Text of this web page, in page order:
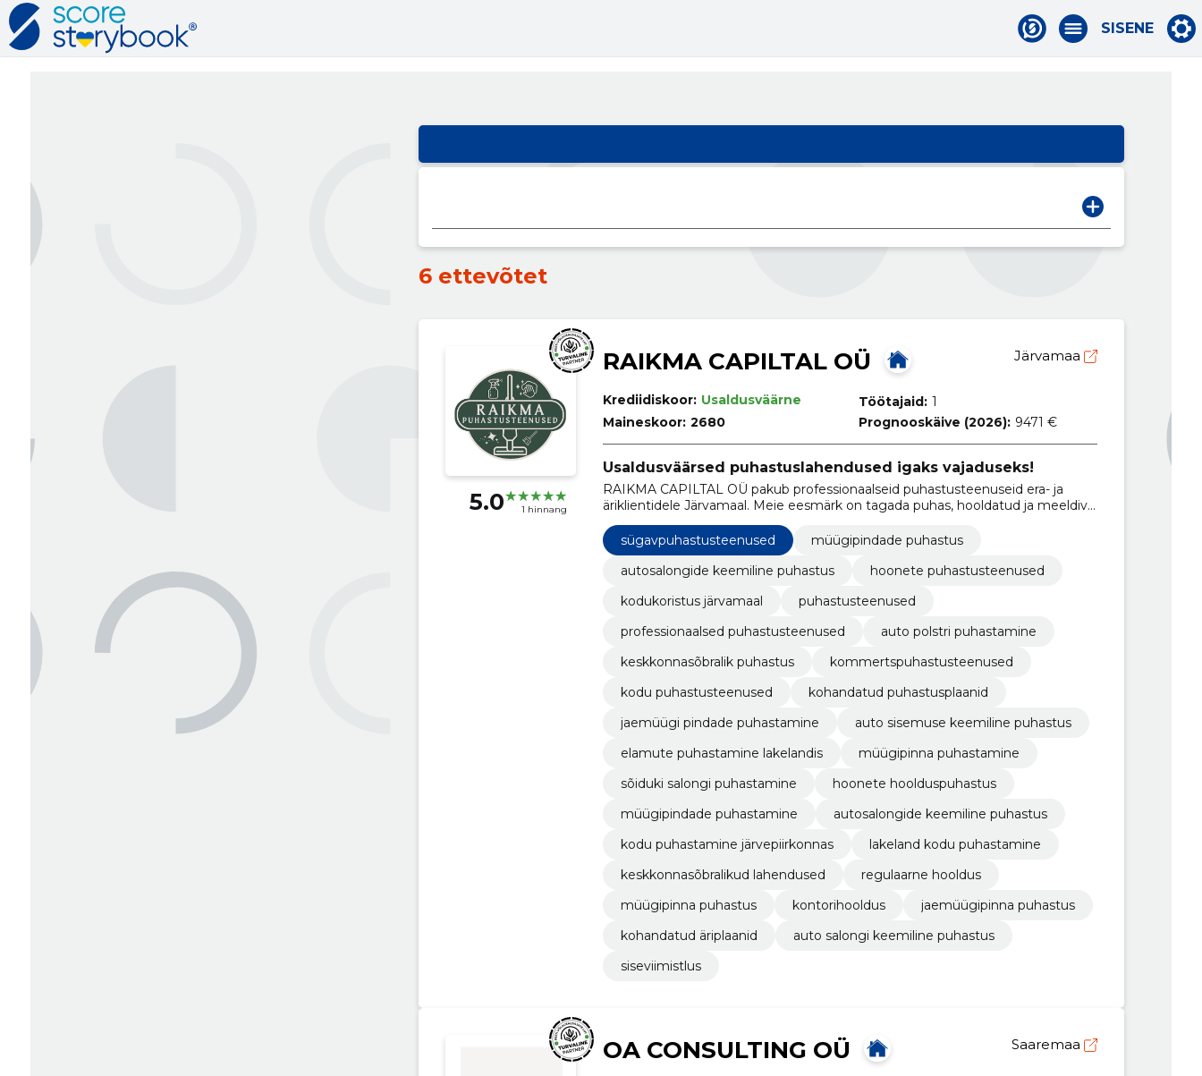
SISENE
6 ettevõtet
5.0 1 hinnang
RAIKMA CAPILTAL OÜ Järvamaa
Krediidiskoor: Usaldusväärne
Maineskoor: 2680
Töötajaid: 1
Prognooskäive (2026): 9471 €
Usaldusväärsed puhastuslahendused igaks vajaduseks!
RAIKMA CAPILTAL OÜ pakub professionaalseid puhastusteenuseid era- ja
äriklientidele Järvamaal. Meie eesmärk on tagada puhas, hooldatud ja meeldiv
keskkond, kasutades tõhusaid ning vajadusel keskkonnasõbralikke lahendusi.
sügavpuhastusteenused
müügipindade puhastus
autosalongide keemiline puhastus
hoonete puhastusteenused
kodukoristus järvamaal
puhastusteenused
professionaalsed puhastusteenused
auto polstri puhastamine
keskkonnasõbralik puhastus
kommertspuhastusteenused
kodu puhastusteenused
kohandatud puhastusplaanid
jaemüügi pindade puhastamine
auto sisemuse keemiline puhastus
elamute puhastamine lakelandis
müügipinna puhastamine
sõiduki salongi puhastamine
hoonete hoolduspuhastus
müügipindade puhastamine
autosalongide keemiline puhastus
kodu puhastamine järvepiirkonnas
lakeland kodu puhastamine
keskkonnasõbralikud lahendused
regulaarne hooldus
müügipinna puhastus
kontorihooldus
jaemüügipinna puhastus
kohandatud äriplaanid
auto salongi keemiline puhastus
siseviimistlus
OA CONSULTING OÜ Saaremaa